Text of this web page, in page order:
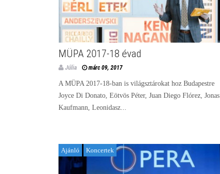
MÜPA 2017-18 évad
Júlia márc 09, 2017
A MÜPA 2017-18-ban is világsztárokat hoz Budapestre
Joyce Di Donato, Eötvös Péter, Juan Diego Flórez, Jonas
Kaufmann, Leonidasz...
Ajánló Koncertek